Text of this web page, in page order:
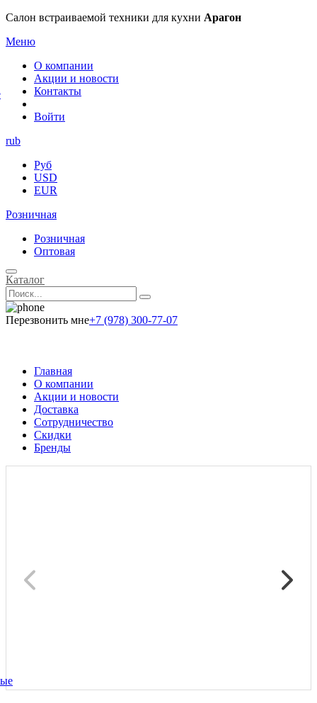
Салон встраиваемой техники для кухни Арагон
Меню
О компании
Акции и новости
Контакты
Войти
rub
Руб
USD
EUR
Розничная
Розничная
Оптовая
Каталог
Перезвонить мне+7 (978) 300-77-07
Главная
О компании
Акции и новости
Доставка
Сотрудничество
Скидки
Бренды